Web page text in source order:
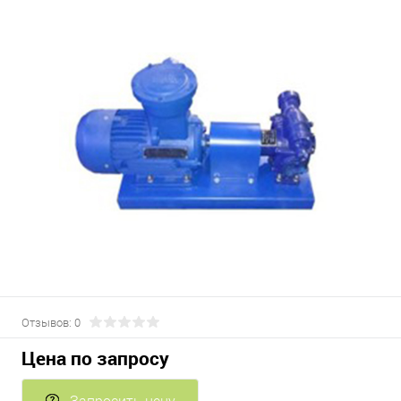
Отзывов: 0
Цена по запросу